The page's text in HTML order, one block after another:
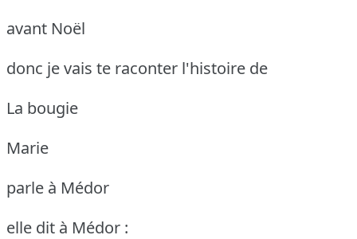
avant Noël
donc je vais te raconter l'histoire de
La bougie
Marie
parle à Médor
elle dit à Médor :